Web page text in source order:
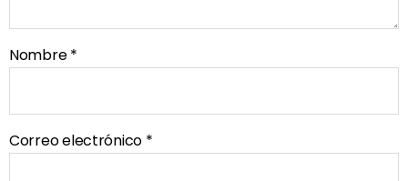
Nombre*
Correo electrónico *